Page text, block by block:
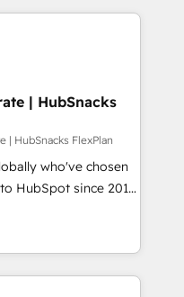
Experience
how AI + HubSpot
custom modules,
content and
With our bright
do mentality, we
So tell us
digital
| HubSnacks
| HubSnacks FlexPlan
who've chosen
HubSpot since 2014
accelerate value...
Check-fixing existing
Integrate |